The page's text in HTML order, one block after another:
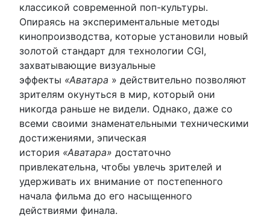
классикой современной поп-культуры.
Опираясь на экспериментальные методы
кинопроизводства, которые установили новый
золотой стандарт для технологии CGI,
захватывающие визуальные
эффекты «Аватара » действительно позволяют
зрителям окунуться в мир, который они
никогда раньше не видели. Однако, даже со
всеми своими знаменательными техническими
достижениями, эпическая
история «Аватара» достаточно
привлекательна, чтобы увлечь зрителей и
удерживать их внимание от постепенного
начала фильма до его насыщенного
действиями финала.